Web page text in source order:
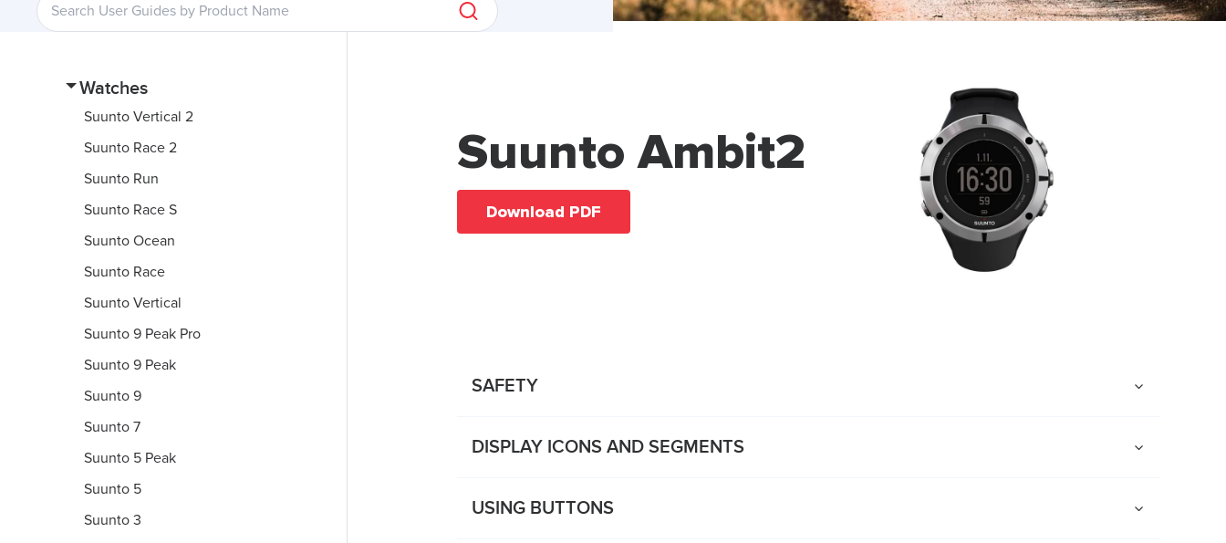
Watches
Suunto Vertical 2
Suunto Race 2
Suunto Run
Suunto Race S
Suunto Ocean
Suunto Race
Suunto Vertical
Suunto 9 Peak Pro
Suunto 9 Peak
Suunto 9
Suunto 7
Suunto 5 Peak
Suunto 5
Suunto 3
Suunto Ambit2
Download PDF
SAFETY
DISPLAY ICONS AND SEGMENTS
USING BUTTONS